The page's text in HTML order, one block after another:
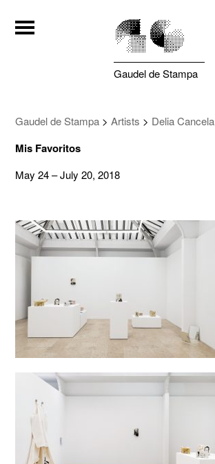
Gaudel de Stampa
Gaudel de Stampa >Artists > Delia Cancela
Mis Favoritos
May 24 – July 20, 2018